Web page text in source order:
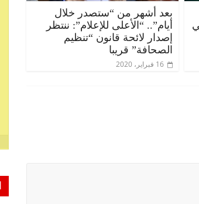
بعد أشهر من “ستصدر خلال
أيام”.. “الأعلى للإعلام”: ننتظر
إصدار لائحة قانون “تنظيم
الصحافة” قريبا
16 فبراير، 2020